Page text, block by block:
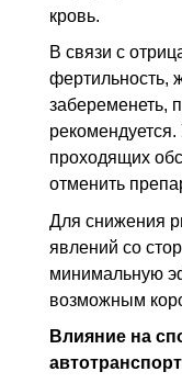
кровь.
В связи с
забеременеть,
проходящих
отменить
Для снижения
явлений со
минимальную
возможным
Влияние на